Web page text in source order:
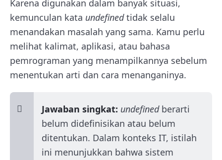
Karena digunakan dalam banyak situasi,
kemunculan kata undefinedtidak selalu
menandakan masalah yang sama. Kamu perlu
melihat kalimat, aplikasi, atau bahasa
pemrograman yang menampilkannya sebelum
menentukan arti dan cara menanganinya.
Jawaban singkat: undefinedberarti
belum didefinisikan atau belum
ditentukan. Dalam konteks IT, istilah
ini menunjukkan bahwa sistem